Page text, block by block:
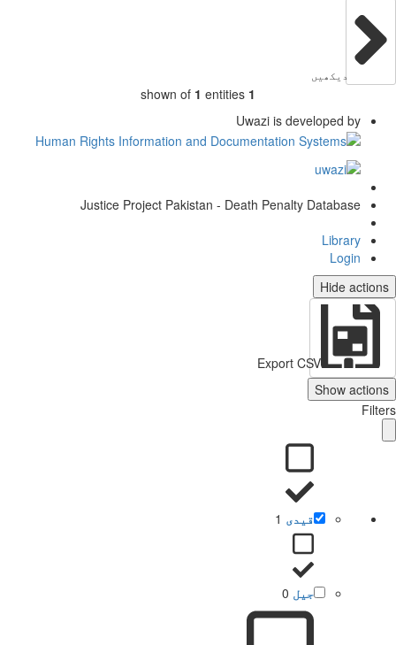
دیکھیں
shown of 1 entities
Uwazi is developed by
Justice Project Pakistan - Death Penalty Database
Library
Login
Hide
Export CSV
Show
قیدی 1
جیل 0